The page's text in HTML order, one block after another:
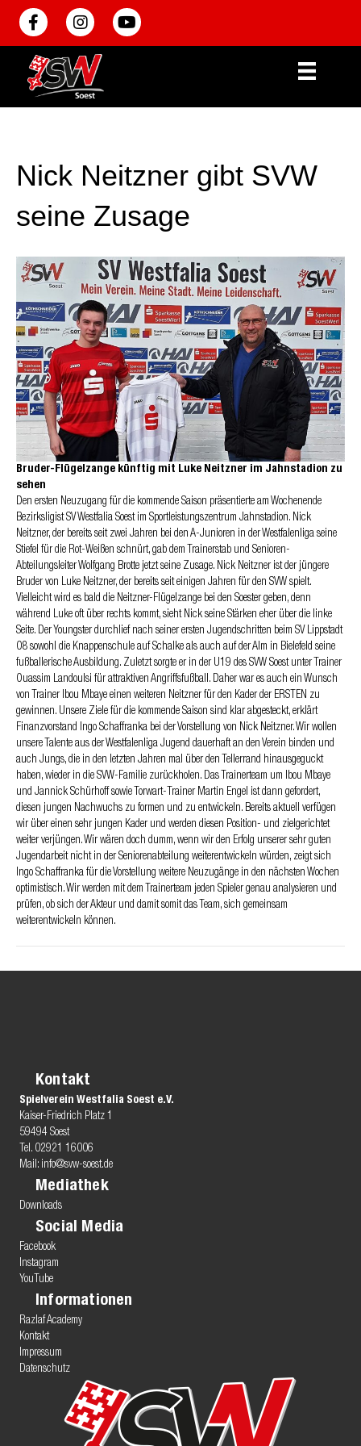
Facebook Instagram Youtube
Nick Neitzner gibt SVW
seine Zusage
Bruder-Flügelzange künftig mit Luke Neitzner im Jahnstadion zu
sehen
Den ersten Neuzugang für die kommende Saison präsentierte am Wochenende
Bezirksligist SV Westfalia Soest im Sportleistungszentrum Jahnstadion. Nick
Neitzner, der bereits seit zwei Jahren bei den A-Junioren in der Westfalenliga seine
Stiefel für die Rot-Weißen schnürt, gab dem Trainerstab und Senioren-
Abteilungsleiter Wolfgang Brotte jetzt seine Zusage. Nick Neitzner ist der jüngere
Bruder von Luke Neitzner, der bereits seit einigen Jahren für den SVW spielt.
Vielleicht wird es bald die Neitzner-Flügelzange bei den Soester geben, denn
während Luke oft über rechts kommt, sieht Nick seine Stärken eher über die linke
Seite. Der Youngster durchlief nach seiner ersten Jugendschritten beim SV Lippstadt
08 sowohl die Knappenschule auf Schalke als auch auf der Alm in Bielefeld seine
fußballerische Ausbildung. Zuletzt sorgte er in der U19 des SVW Soest unter Trainer
Ouassim Landoulsi für attraktiven Angriffsfußball. Daher war es auch ein Wunsch
von Trainer Ibou Mbaye einen weiteren Neitzner für den Kader der ERSTEN zu
gewinnen. Unsere Ziele für die kommende Saison sind klar abgesteckt, erklärt
Finanzvorstand Ingo Schaffranka bei der Vorstellung von Nick Neitzner. Wir wollen
unsere Talente aus der Westfalenliga Jugend dauerhaft an den Verein binden und
auch Jungs, die in den letzten Jahren mal über den Tellerrand hinausgeguckt
haben, wieder in die SVW-Familie zurückholen. Das Trainerteam um Ibou Mbaye
und Jannick Schürhoff sowie Torwart-Trainer Martin Engel ist dann gefordert,
diesen jungen Nachwuchs zu formen und zu entwickeln. Bereits aktuell verfügen
wir über einen sehr jungen Kader und werden diesen Position- und zielgerichtet
weiter verjüngen. Wir wären doch dumm, wenn wir den Erfolg unserer sehr guten
Jugendarbeit nicht in der Seniorenabteilung weiterentwickeln würden, zeigt sich
Ingo Schaffranka für die Vorstellung weitere Neuzugänge in den nächsten Wochen
optimistisch. Wir werden mit dem Trainerteam jeden Spieler genau analysieren und
prüfen, ob sich der Akteur und damit somit das Team, sich gemeinsam
weiterentwickeln können.
Kontakt
Spielverein Westfalia Soest e.V.
Kaiser-Friedrich Platz 1
59494 Soest
Tel. 02921 16006
Mail: info@svw-soest.de
Mediathek
Downloads
Social Media
Facebook
Instagram
YouTube
Informationen
Razlaf Academy
Kontakt
Impressum
Datenschutz